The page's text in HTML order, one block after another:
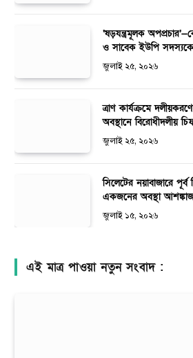
‘ষড়যন্ত্রমূলক
ও সাবেক ইউপি সদস্যকে
জুলাই ২৫, ২০২৬
ত্রাণ কার্যক্রমে
অবস্থানে বিরোধীদলীয়
জুলাই ২৫, ২০২৬
সিলেটের নয়াবাজারে পূর্ব
একজনের অবস্থা
জুলাই ১৫, ২০২৬
এই মাত্র পাওয়া নতুন সংবাদ :